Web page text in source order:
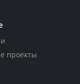
проекты